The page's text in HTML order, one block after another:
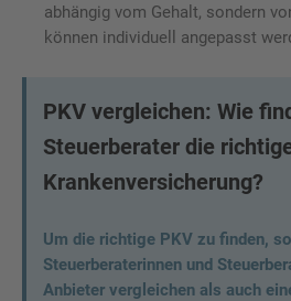
abhängig vom Gehalt, sondern
können individuell angepasst
PKV vergleichen: Wie
Steuerberater die
Krankenversicherung?
Um die richtige PKV zu finden,
Steuerberaterinnen und
Anbieter vergleichen als auch